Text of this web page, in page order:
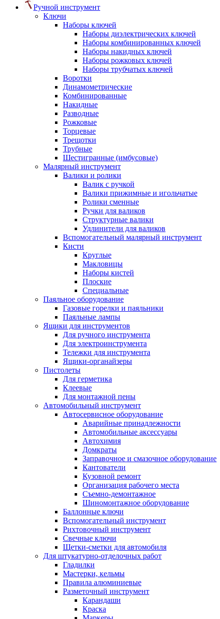
Ручной инструмент
Ключи
Наборы ключей
Наборы диэлектрических ключей
Наборы комбинированных ключей
Наборы накидных ключей
Наборы рожковых ключей
Наборы трубчатых ключей
Воротки
Динамометрические
Комбинированные
Накидные
Разводные
Рожковые
Торцевые
Трещотки
Трубные
Шестигранные (имбусовые)
Малярный инструмент
Валики и ролики
Валик с ручкой
Валики прижимные и игольчатые
Ролики сменные
Ручки для валиков
Структурные валики
Удлинители для валиков
Вспомогательный малярный инструмент
Кисти
Круглые
Макловицы
Наборы кистей
Плоские
Специальные
Паяльное оборудование
Газовые горелки и паяльники
Паяльные лампы
Ящики для инструментов
Для ручного инструмента
Для электроинструмента
Тележки для инструмента
Ящики-органайзеры
Пистолеты
Для герметика
Клеевые
Для монтажной пены
Автомобильный инструмент
Автосервисное оборудование
Аварийные принадлежности
Автомобильные аксессуары
Автохимия
Домкраты
Заправочное и смазочное оборудование
Кантователи
Кузовной ремонт
Организация рабочего места
Съемно-демонтажное
Шиномонтажное оборудование
Баллонные ключи
Вспомогательный инструмент
Рихтовочный инструмент
Свечные ключи
Щетки-сметки для автомобиля
Для штукатурно-отделочных работ
Гладилки
Мастерки, кельмы
Правила алюминиевые
Разметочный инструмент
Карандаши
Краска